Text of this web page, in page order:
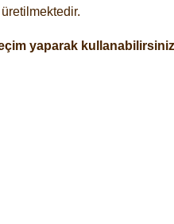
yaparak